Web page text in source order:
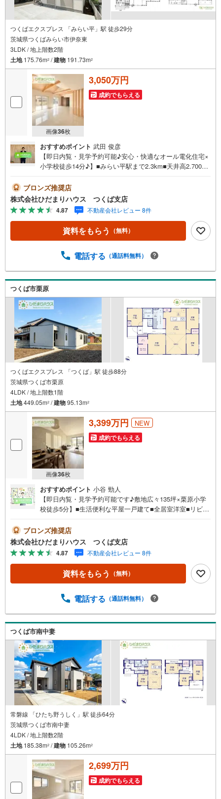
つくばエクスプレス 「みらい平」駅 徒歩29分
茨城県つくばみらい市伊奈東
3LDK / 地上階数2階
土地175.76m2 /建物 191.73m2
画像36枚
3,050万円
成約でもらえる
おすすめポイント 武田 俊彦
【即日内覧・見学予約可能♪安心・快適なオール電化住宅×
小学校徒歩14分♪】■みらい平駅まで2.3km■天井高2.700m
照明完備未公開写真はひだまりハウスHPにて公開中♪■閑
静な住宅地で叶える静かな暮らし■いなひがし公園まで徒歩
11分、子育て環境良好■玄関まわりをすっきり保てるシュ
ーズクローク付きマイホーム探しは、ひだまりハウスにご
相談ください！■自己資金￥0からの住宅購入できます！■
他社様でご紹介されている物件も一緒にご提案できます。■
ンターネット非公開の物件もご紹介可能です。■ご希望の方
は現地待合せ＆現地解散できます。■平日のご見学希望大歓
迎です！つくばみらい市伊奈東 新築戸建 みらい平駅
（徒歩29分） 伊奈東小学校（徒歩14分） 伊奈東中学校
（徒歩28分）
ブロンズ推奨店
株式会社ひだまりハウス つくば支店
4.87 不動産会社レビュー 8件
資料をもらう （無料）
電話する （通話料無料）
つくば市栗原
つくばエクスプレス 「つくば」駅 徒歩88分
茨城県つくば市栗原
4LDK / 地上階数1階
土地449.05m2 /建物95.13m2
画像36枚
3,399万円 NEW
成約でもらえる
おすすめポイント 小谷 勁人
【即日内覧・見学予約可能です♪敷地広々135坪×栗原小学
校徒歩5分】■生活便利な平屋一戸建て■全居室洋室■リビン
可能なホスクリーン未公開写真はひだまりハウスHPにて公
開中♪■人気の平屋一戸建て☆彡■奥様の家事の効率をアッ
プする、キッチンから水廻りへの動線をスムーズにした設
計プラン！■敷地広々135坪!!広ーいお庭で家庭菜園なども
実現できちゃいますね（*＾＾）vマイホーム探しは、ひだ
まりハウスにご相談ください！■自己資金￥0からの住宅購
案できます。■新規物件・価格変更の情報がとてもスピーデ
す。■ご希望の方にはメールでのやりとりだけで大丈夫で
す。■お忙しいときは現地待合せ＆現地解散できます。■平
日のご見学希望大歓迎です！つくば市栗原 新築戸建 つ
くば駅（車18分） 栗原小学校（徒歩5分） 桜中学校（自
転車21分）
ブロンズ推奨店
株式会社ひだまりハウス つくば支店
4.87 不動産会社レビュー 8件
資料をもらう （無料）
電話する （通話料無料）
つくば市南中妻
常磐線 「ひたち野うしく」駅 徒歩64分
茨城県つくば市南中妻
4LDK / 地上階数2階
土地185.38m2 /建物 105.26m2
2,699万円
成約でもらえる